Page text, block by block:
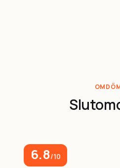
6.8/10